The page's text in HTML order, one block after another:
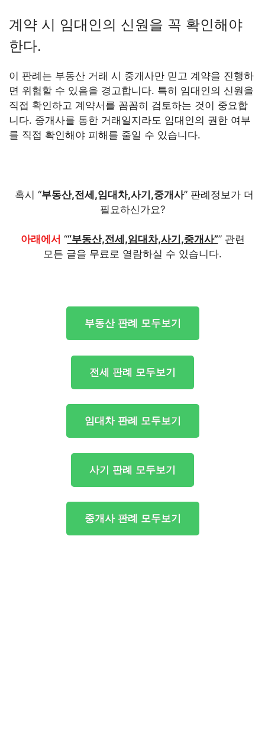
계약 시 임대인의 신원을 꼭 확인해야
한다.
이 판례는 부동산 거래 시 중개사만 믿고 계약을 진행하
면 위험할 수 있음을 경고합니다. 특히 임대인의 신원을
직접 확인하고 계약서를 꼼꼼히 검토하는 것이 중요합
니다. 중개사를 통한 거래일지라도 임대인의 권한 여부
를 직접 확인해야 피해를 줄일 수 있습니다.
혹시 “부동산,전세,임대차,사기,중개사” 판례정보가 더
필요하신가요?
아래에서 ““부동산,전세,임대차,사기,중개사”” 관련
모든 글을 무료로 열람하실 수 있습니다.
부동산 판례 모두보기
전세 판례 모두보기
임대차 판례 모두보기
사기 판례 모두보기
중개사 판례 모두보기